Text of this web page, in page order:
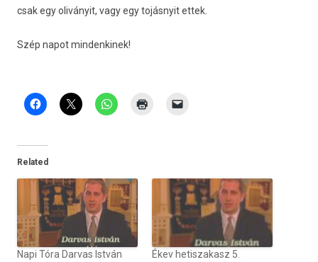
csak egy oliványit, vagy egy tojásnyit ettek.
Szép napot min­denkinek!
Related
Napi Tóra Darvas István
Ékev hetiszakasz 5.